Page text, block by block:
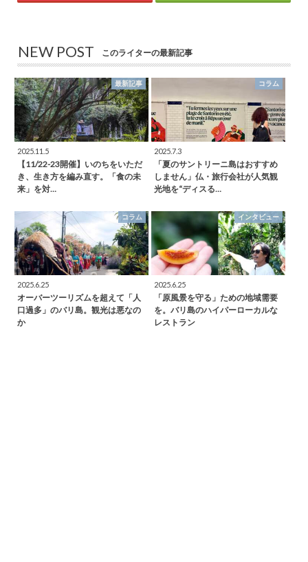
NEW POST このライターの最新記事
最新記事
2025.11.5
【11/22-23開催】いのちをいただ
き、生き方を編み直す。「食の未
来」を対…
コラム
2025.7.3
「夏のサントリーニ島はおすすめ
しません」仏・旅行会社が人気観
光地を“ディスる…
コラム
2025.6.25
オーバーツーリズムを超えて「人
口過多」のバリ島。観光は悪なの
か
インタビュー
2025.6.25
「原風景を守る」ための地域需要
を。バリ島のハイパーローカルな
レストラン